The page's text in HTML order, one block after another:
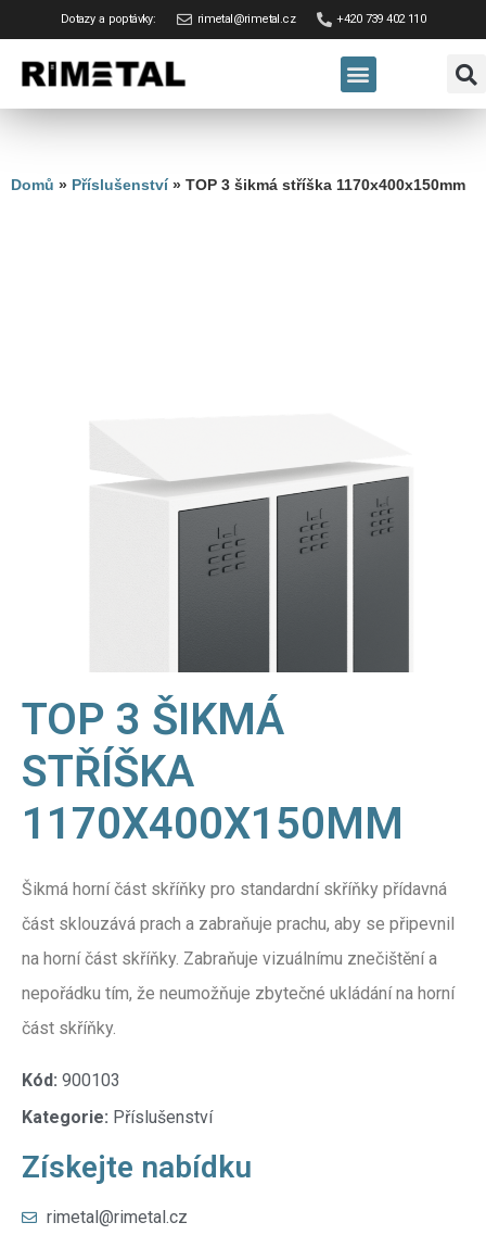
Dotazy a poptávky: rimetal@rimetal.cz +420 739 402 110
Domů » Příslušenství» TOP 3 šikmá stříška 1170x400x150mm
TOP 3 ŠIKMÁ
STŘÍŠKA
1170X400X150MM
Šikmá horní část skříňky pro standardní skříňky přídavná
část sklouzává prach a zabraňuje prachu, aby se připevnil
na horní část skříňky. Zabraňuje vizuálnímu znečištění a
nepořádku tím, že neumožňuje zbytečné ukládání na horní
část skříňky.
Kód: 900103
Kategorie: Příslušenství
Získejte nabídku
rimetal@rimetal.cz